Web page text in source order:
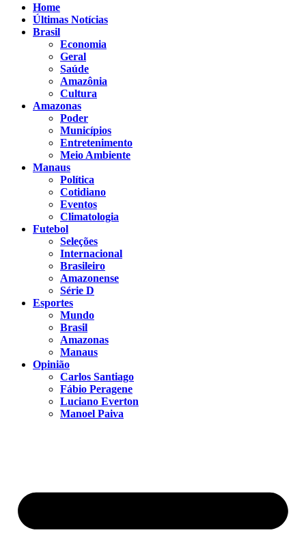
Home
Últimas Notícias
Brasil
Economia
Geral
Saúde
Amazônia
Cultura
Amazonas
Poder
Municípios
Entretenimento
Meio Ambiente
Manaus
Política
Cotidiano
Eventos
Climatologia
Futebol
Seleções
Internacional
Brasileiro
Amazonense
Série D
Esportes
Mundo
Brasil
Amazonas
Manaus
Opinião
Carlos Santiago
Fábio Peragene
Luciano Everton
Manoel Paiva